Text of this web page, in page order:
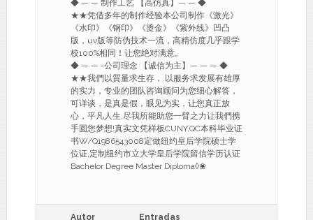
◆ — — 制作工艺 【高仿真】— — ◆
★★凭借多年的制作经验本公司制作《激光》
《水印》《钢印》《烫金》《紫外线》凹凸
版，uv版等防伪技术一流，高精仿度几乎跟学
校100%相同！让您绝对满意。
◆ — — -公司理念 【诚信为主】— — — ◆
★★我們以質量求生存，.以服务求发展有雄厚
的实力，专业的团队咨询顾问为您细心解答，
可详谈，是真是假，眼见为实，让您真正放
心，平凡人生,尽我所能助您一臂之力让我們携
手圆您梦想!真实文凭样板CUNY,QC本科毕业证
书W/Q1986543008定做纽约皇后学院硕士学
位证,定制纽约市立大学皇后学院留信学历认证
Bachelor Degree Master Diploma◊❀
Autor Entradas